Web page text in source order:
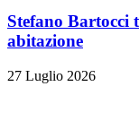
Stefano Bartocci
abitazione
27 Luglio 2026